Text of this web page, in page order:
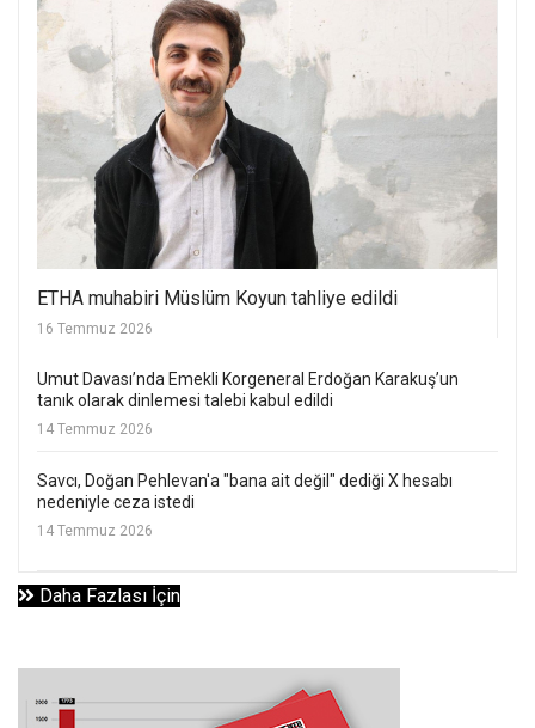
ETHA muhabiri Müslüm Koyun tahliye edildi
16 Temmuz 2026
Umut Davası’nda Emekli Korgeneral Erdoğan Karakuş’un
tanık olarak dinlemesi talebi kabul edildi
14 Temmuz 2026
Savcı, Doğan Pehlevan'a "bana ait değil" dediği X hesabı
nedeniyle ceza istedi
14 Temmuz 2026
Daha Fazlası İçin